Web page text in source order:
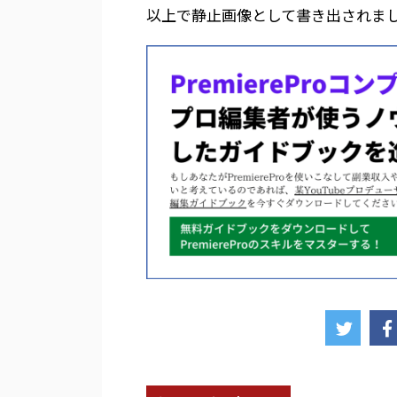
以上で静止画像として書き出されま